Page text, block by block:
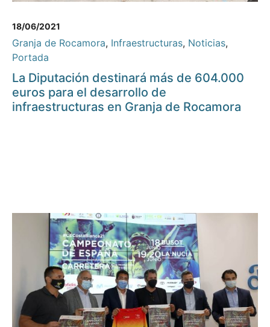
18/06/2021
Granja de Rocamora, Infraestructuras, Noticias,
Portada
La Diputación destinará más de 604.000
euros para el desarrollo de
infraestructuras en Granja de Rocamora